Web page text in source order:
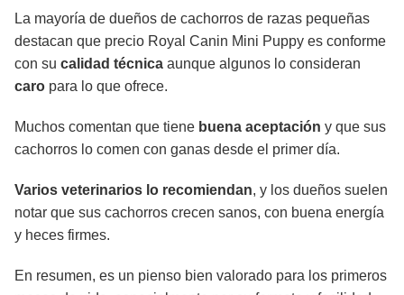
La mayoría de dueños de cachorros de razas pequeñas
destacan que precio Royal Canin Mini Puppy es conforme
con su calidad técnica aunque algunos lo consideran
caro para lo que ofrece.
Muchos comentan que tiene buena aceptación y que sus
cachorros lo comen con ganas desde el primer día.
Varios veterinarios lo recomiendan, y los dueños suelen
notar que sus cachorros crecen sanos, con buena energía
y heces firmes.
En resumen, es un pienso bien valorado para los primeros